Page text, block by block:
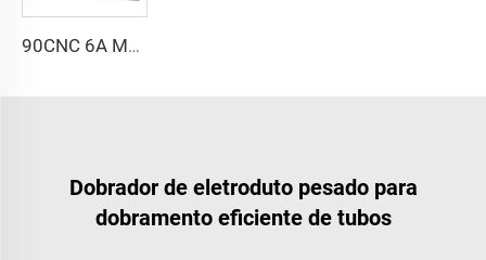
90CNC 6A MS Máquina de Curvar Tubos CNC Ferro Tubulação Quadrada com Motor para Alumínio e Aço Inoxidável Tubos de Cobre
Dobrador de eletroduto pesado para
dobramento eficiente de tubos